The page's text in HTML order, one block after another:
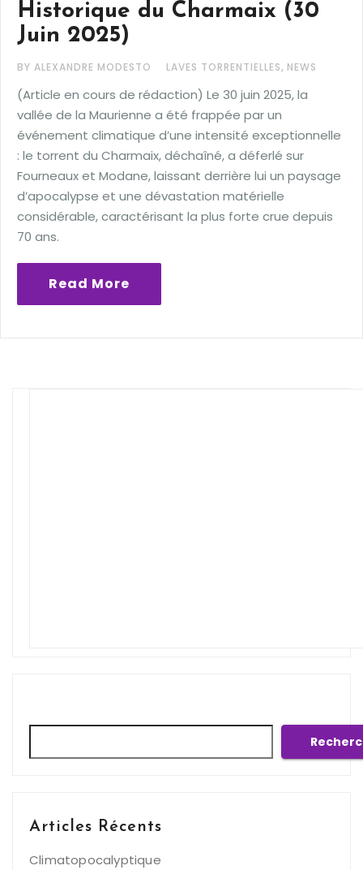
Historique du Charmaix (30
Juin 2025)
BY ALEXANDRE MODESTO LAVES TORRENTIELLES, NEWS
(Article en cours de rédaction) Le 30 juin 2025, la
vallée de la Maurienne a été frappée par un
événement climatique d’une intensité exceptionnelle
: le torrent du Charmaix, déchaîné, a déferlé sur
Fourneaux et Modane, laissant derrière lui un paysage
d’apocalypse et une dévastation matérielle
considérable, caractérisant la plus forte crue depuis
70 ans.
Read More
Articles Récents
Climatopocalyptique